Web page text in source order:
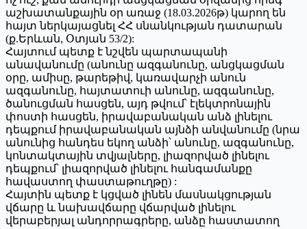
աշխատանքային օր առաջ (18.03.2026թ) կարող են
հայտ ներկայացնել ՀՀ սնանկության դատարան
(ք.Երևան, Օտյան 53/2):
Հայտում պետք է նշվեն պարտապանի
անավանումը (անունը ազգանունը, անցկացման
օրը, ամիսը, թարեթիվ, կառավարչի անուն
ազգանունը, հայտատուի անունը, ազգանունը,
ծանուցման հասցեն, այդ թվում՝ էլեկտրոնային
փոստի հասցեն, իրավաբանական անձ լինելու
դեպքում իրավաբանական այնձի անվանումը (նրա
անունից հանդես եկող անձի՝ անունը, ազգանունը,
կոնտակտային տվյալները, լիազորված լինելու
դեպքում՝ լիազորված լինելու հանգամանքը
հավաստող փաստաթուղթը) :
Հայտին պետք է կցված լինեն մասնակցության
վճարը և նախավճարը վճարված լինելու
վերաբերյալ անդորրագրերը, անձը հաստատող